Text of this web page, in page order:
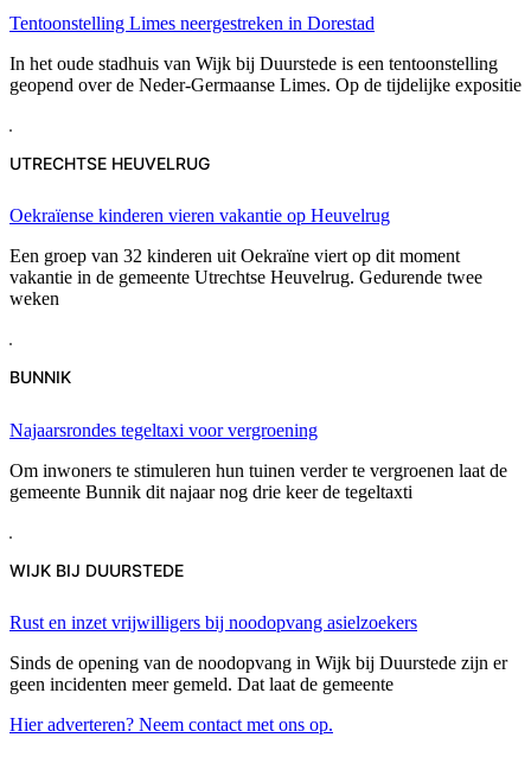
Tentoonstelling Limes neergestreken in Dorestad
In het oude stadhuis van Wijk bij Duurstede is een tentoonstelling
geopend over de Neder-Germaanse Limes. Op de tijdelijke expositie
UTRECHTSE HEUVELRUG
Oekraïense kinderen vieren vakantie op Heuvelrug
Een groep van 32 kinderen uit Oekraïne viert op dit moment
vakantie in de gemeente Utrechtse Heuvelrug. Gedurende twee
weken
BUNNIK
Najaarsrondes tegeltaxi voor vergroening
Om inwoners te stimuleren hun tuinen verder te vergroenen laat de
gemeente Bunnik dit najaar nog drie keer de tegeltaxti
WIJK BIJ DUURSTEDE
Rust en inzet vrijwilligers bij noodopvang asielzoekers
Sinds de opening van de noodopvang in Wijk bij Duurstede zijn er
geen incidenten meer gemeld. Dat laat de gemeente
Hier adverteren? Neem contact met ons op.